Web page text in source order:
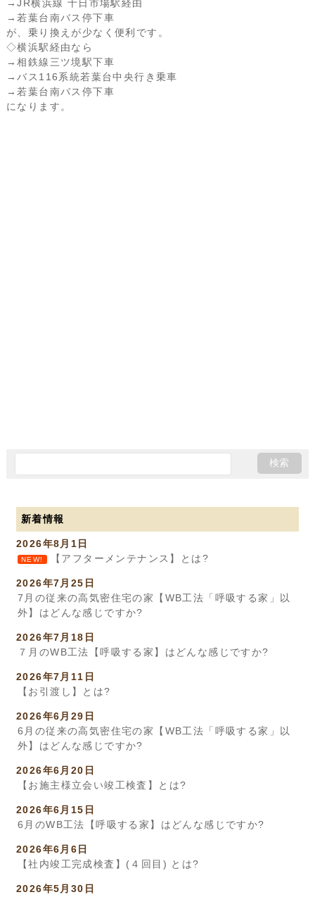
→JR横浜線 十日市場駅経由
→若葉台南バス停下車
が、乗り換えが少なく便利です。
◇横浜駅経由なら
→相鉄線三ツ境駅下車
→バス116系統若葉台中央行き乗車
→若葉台南バス停下車
になります。
新着情報
2026年8月1日
NEW! 【アフターメンテナンス】とは?
2026年7月25日
7月の従来の高気密住宅の家【WB工法「呼吸する家」以
外】はどんな感じですか?
2026年7月18日
７月のWB工法【呼吸する家】はどんな感じですか?
2026年7月11日
【お引渡し】とは?
2026年6月29日
6月の従来の高気密住宅の家【WB工法「呼吸する家」以
外】はどんな感じですか?
2026年6月20日
【お施主様立会い竣工検査】とは?
2026年6月15日
6月のWB工法【呼吸する家】はどんな感じですか?
2026年6月6日
【社内竣工完成検査】(４回目) とは?
2026年5月30日